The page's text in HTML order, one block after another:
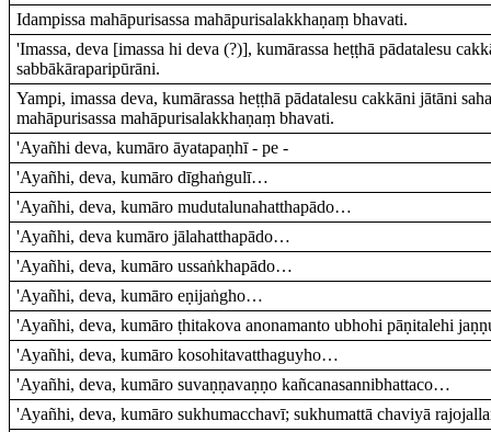
Idampissa mahāpurisassa mahāpurisalakkhaṇaṃ bhavati.
'Imassa, deva [imassa hi deva (?)], kumārassa heṭṭhā pādatalesu
sabbākāraparipūrāni.
Yampi, imassa deva, kumārassa heṭṭhā pādatalesu cakkāni jātāni
mahāpurisassa mahāpurisalakkhaṇaṃ bhavati.
'Ayañhi deva, kumāro āyatapaṇhī - pe -
'Ayañhi, deva, kumāro dīghaṅgulī…
'Ayañhi, deva, kumāro mudutalunahatthapādo…
'Ayañhi, deva kumāro jālahatthapādo…
'Ayañhi, deva, kumāro ussaṅkhapādo…
'Ayañhi, deva, kumāro eṇijaṅgho…
'Ayañhi, deva, kumāro ṭhitakova anonamanto ubhohi pāṇitalehi
'Ayañhi, deva, kumāro kosohitavatthaguyho…
'Ayañhi, deva, kumāro suvaṇṇavaṇṇo kañcanasannibhattaco…
'Ayañhi, deva, kumāro sukhumacchavī; sukhumattā chaviyā